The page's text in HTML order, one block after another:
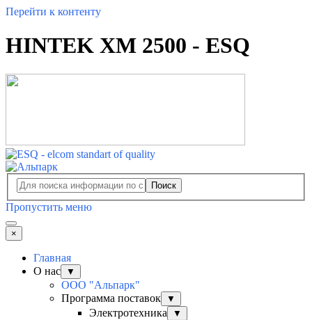
Перейти к контенту
HINTEK XM 2500 - ESQ
Поиск
Пропустить меню
×
Главная
О нас
▼
ООО "Альпарк"
Программа поставок
▼
Электротехника ▼